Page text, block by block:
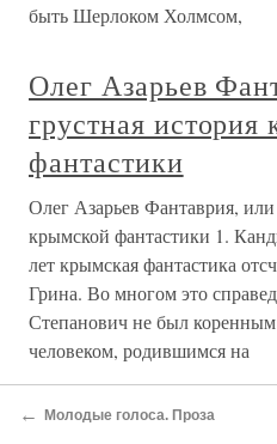
быть Шерлоком Холмсом,
Олег Азарьев
грустная история
фантастики
Олег Азарьев Фантаврия, или
крымской фантастики 1.
лет крымская фантастика
Грина. Во многом это
Степанович не был
человеком, родившимся на
Марс из бездны
← Молодые голоса. Проза